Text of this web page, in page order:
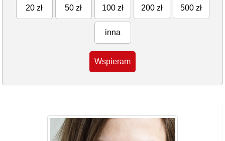
20 zł 50 zł 100 zł 200 zł 500 zł
inna
Wspieram